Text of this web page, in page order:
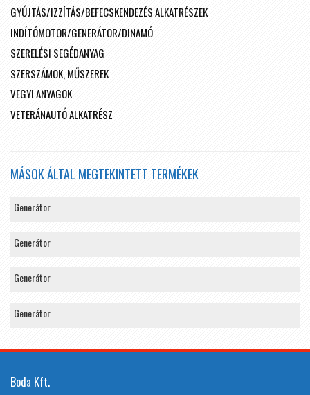
GYÚJTÁS/IZZÍTÁS/BEFECSKENDEZÉS ALKATRÉSZEK
INDÍTÓMOTOR/GENERÁTOR/DINAMÓ
SZERELÉSI SEGÉDANYAG
SZERSZÁMOK, MŰSZEREK
VEGYI ANYAGOK
VETERÁNAUTÓ ALKATRÉSZ
MÁSOK ÁLTAL MEGTEKINTETT TERMÉKEK
Generátor
Generátor
Generátor
Generátor
Boda Kft.